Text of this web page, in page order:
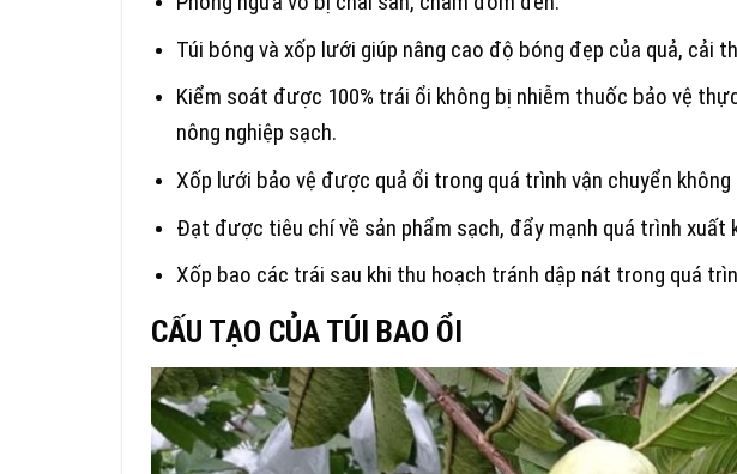
Túi bóng và xốp lưới giúp nâng cao độ bóng đẹp của quả, cải
Kiểm soát được 100% trái ổi không bị nhiễm thuốc bảo vệ
nông nghiệp sạch.
Xốp lưới bảo vệ được quả ổi trong quá trình vận chuyển không
Đạt được tiêu chí về sản phẩm sạch, đẩy mạnh quá trình xuất
Xốp bao các trái sau khi thu hoạch tránh dập nát trong quá
CẤU TẠO CỦA TÚI BAO ỔI